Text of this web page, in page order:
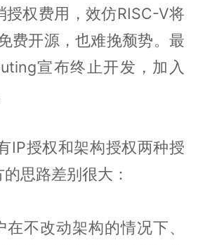
权费用，效仿RISC-V将
费开源，也难挽颓势。最
宣布终止开发，加入
IP授权和架构授权两种授
思路差别很大：
不改动架构的情况下、